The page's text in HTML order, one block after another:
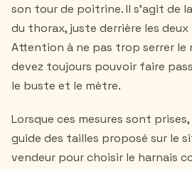
son tour de poitrine. Il s'agit de
du thorax, juste derrière les
Attention à ne pas trop serrer le
devez toujours pouvoir faire
le buste et le mètre.
Lorsque ces mesures sont
guide des tailles proposé sur le
vendeur pour choisir le harnais